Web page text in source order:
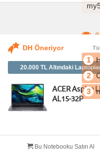
1
2
3
DH Öneriyor
20.000 TL Altındaki
ACER Aspire
AL15-32P
Bu Notebooku Satın Al